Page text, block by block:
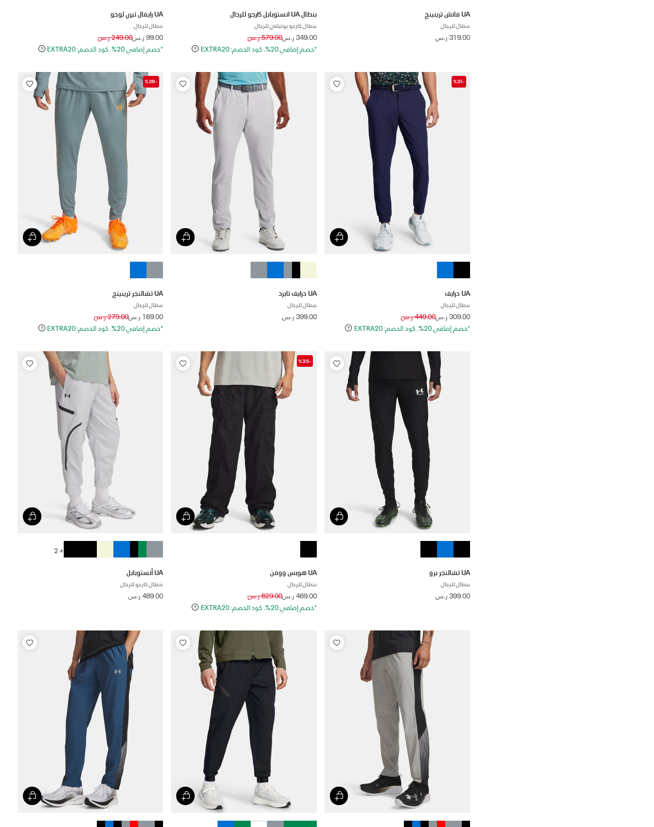
UA فانش ترينينج
بنطال للرجال
319.00 ر.س
بنطال UA انستوبابل كارجو للرجال
بنطال كارجو يوتيلتي للرجال
349.00 ر.سPrice reduced from
579.00 ر.سto
*خصم إضافي 20%. كود الخصم: EXTRA20
UA رايفال تيري لوجو
بنطال للرجال
99.00 ر.سPrice reduced from
249.00 ر.سto
*خصم إضافي 20%. كود الخصم: EXTRA20
-%31
UA درايف
بنطال للرجال
309.00 ر.سPrice reduced from
449.00 ر.سto
*خصم إضافي 20%. كود الخصم: EXTRA20
UA درايف تابرد
بنطال للرجال
399.00 ر.س
-%39
UA تشالنجر ترينينج
بنطال للرجال
169.00 ر.سPrice reduced from
279.00 ر.سto
*خصم إضافي 20%. كود الخصم: EXTRA20
UA تشالنجر برو
بنطال للرجال
399.00 ر.س
-%25
UA هوبس ووفن
بنطال للرجال
469.00 ر.سPrice reduced from
629.00 ر.سto
*خصم إضافي 20%. كود الخصم: EXTRA20
+ 2
UA أنستوبابل
بنطال كارجو للرجال
489.00 ر.س